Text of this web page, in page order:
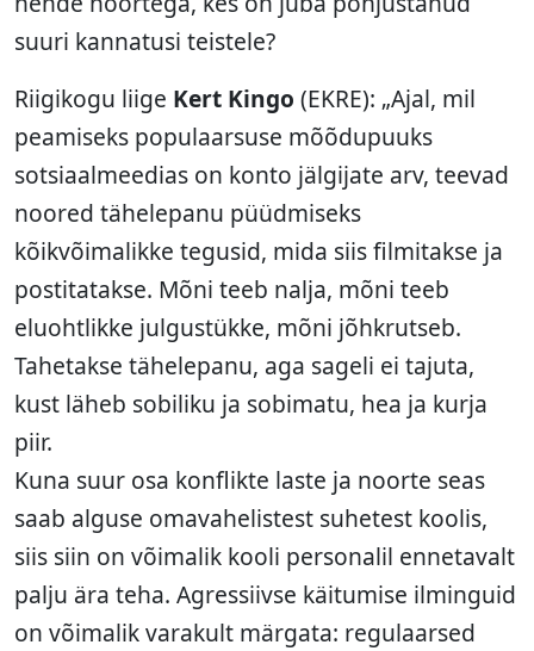
suuri kannatusi teistele?
Riigikogu liige Kert Kingo (EKRE): „Ajal, mil
peamiseks populaarsuse mõõdupuuks
sotsiaalmeedias on konto jälgijate arv, teevad
noored tähelepanu püüdmiseks
kõikvõimalikke tegusid, mida siis filmitakse ja
postitatakse. Mõni teeb nalja, mõni teeb
eluohtlikke julgustükke, mõni jõhkrutseb.
Tahetakse tähelepanu, aga sageli ei tajuta,
kust läheb sobiliku ja sobimatu, hea ja kurja
piir.
Kuna suur osa konflikte laste ja noorte seas
saab alguse omavahelistest suhetest koolis,
siis siin on võimalik kooli personalil ennetavalt
palju ära teha. Agressiivse käitumise ilminguid
on võimalik varakult märgata: regulaarsed